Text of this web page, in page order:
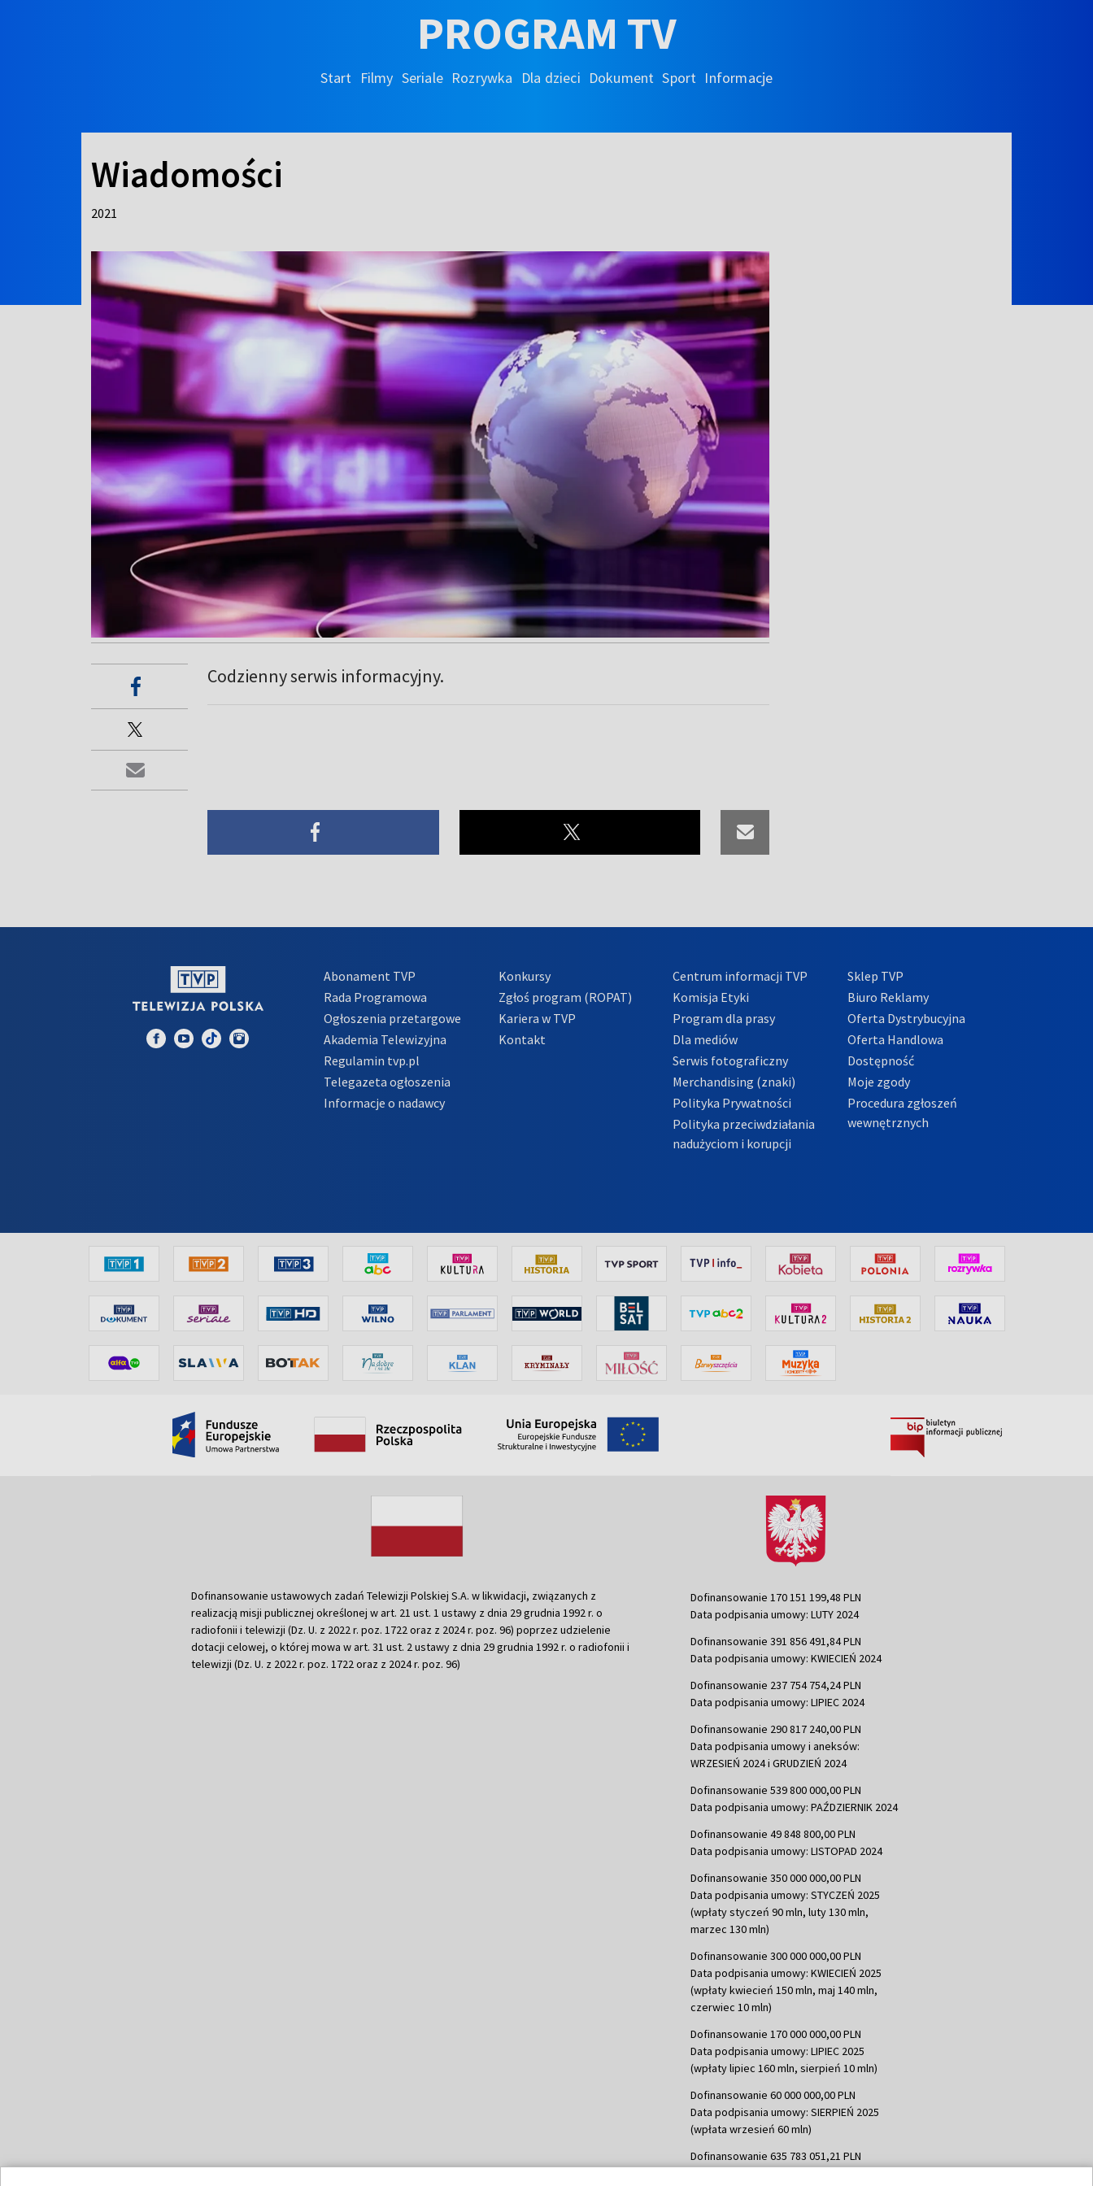
PROGRAM TV
Start Filmy Seriale Rozrywka Dla dzieci Dokument Sport Informacje
Wiadomości
2021
Codzienny serwis informacyjny.
Abonament TVP
Rada Programowa
Ogłoszenia przetargowe
Akademia Telewizyjna
Regulamin tvp.pl
Telegazeta ogłoszenia
Informacje o nadawcy
Konkursy
Zgłoś program (ROPAT)
Kariera w TVP
Kontakt
Centrum informacji TVP
Komisja Etyki
Program dla prasy
Dla mediów
Serwis fotograficzny
Merchandising (znaki)
Polityka Prywatności
Polityka przeciwdziałania
nadużyciom i korupcji
Sklep TVP
Biuro Reklamy
Oferta Dystrybucyjna
Oferta Handlowa
Dostępność
Moje zgody
Procedura zgłoszeń
wewnętrznych
Dofinansowanie ustawowych zadań Telewizji Polskiej S.A. w likwidacji, związanych z
realizacją misji publicznej określonej w art. 21 ust. 1 ustawy z dnia 29 grudnia 1992 r. o
radiofonii i telewizji (Dz. U. z 2022 r. poz. 1722 oraz z 2024 r. poz. 96) poprzez udzielenie
dotacji celowej, o której mowa w art. 31 ust. 2 ustawy z dnia 29 grudnia 1992 r. o radiofonii i
telewizji (Dz. U. z 2022 r. poz. 1722 oraz z 2024 r. poz. 96)
Dofinansowanie 170 151 199,48 PLN
Data podpisania umowy: LUTY 2024
Dofinansowanie 391 856 491,84 PLN
Data podpisania umowy: KWIECIEŃ 2024
Dofinansowanie 237 754 754,24 PLN
Data podpisania umowy: LIPIEC 2024
Dofinansowanie 290 817 240,00 PLN
Data podpisania umowy i aneksów:
WRZESIEŃ 2024 i GRUDZIEŃ 2024
Dofinansowanie 539 800 000,00 PLN
Data podpisania umowy: PAŹDZIERNIK 2024
Dofinansowanie 49 848 800,00 PLN
Data podpisania umowy: LISTOPAD 2024
Dofinansowanie 350 000 000,00 PLN
Data podpisania umowy: STYCZEŃ 2025
(wpłaty styczeń 90 mln, luty 130 mln,
marzec 130 mln)
Dofinansowanie 300 000 000,00 PLN
Data podpisania umowy: KWIECIEŃ 2025
(wpłaty kwiecień 150 mln, maj 140 mln,
czerwiec 10 mln)
Dofinansowanie 170 000 000,00 PLN
Data podpisania umowy: LIPIEC 2025
(wpłaty lipiec 160 mln, sierpień 10 mln)
Dofinansowanie 60 000 000,00 PLN
Data podpisania umowy: SIERPIEŃ 2025
(wpłata wrzesień 60 mln)
Dofinansowanie 635 783 051,21 PLN